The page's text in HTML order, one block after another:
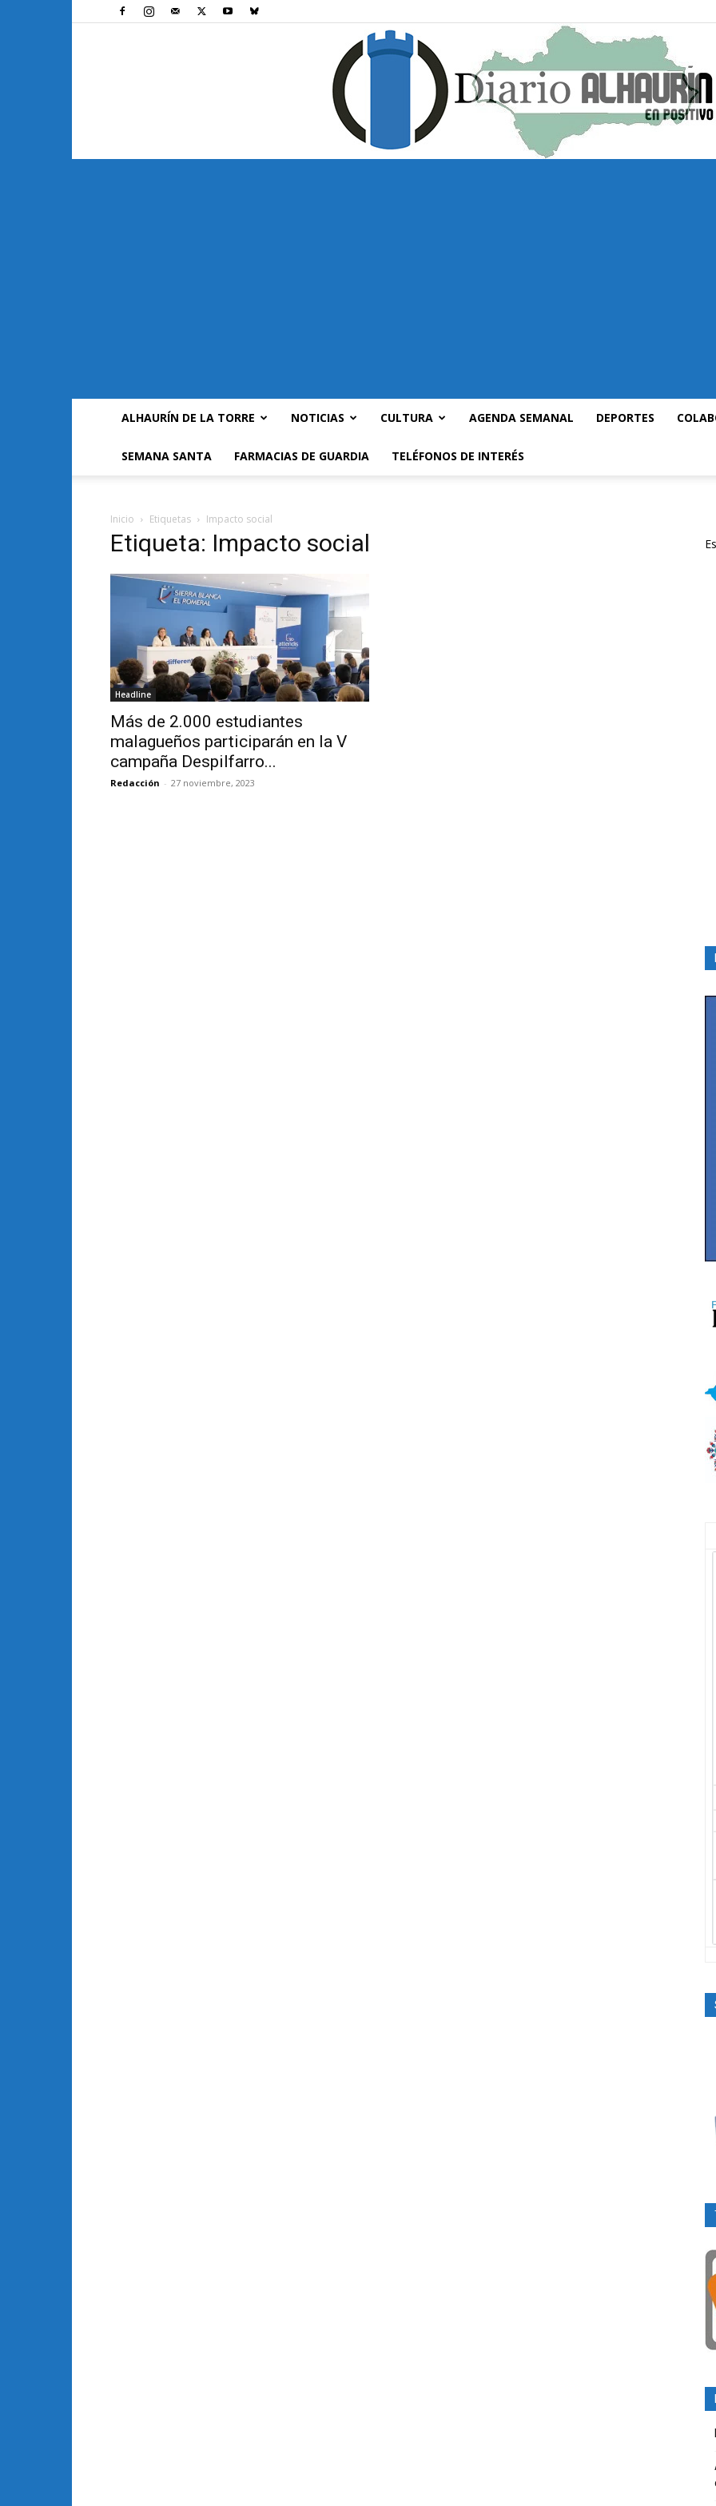
ALHAURÍN DE LA TORRE NOTICIAS CULTURA AGENDA SEMANAL DEPORTES
SEMANA SANTA FARMACIAS DE GUARDIA TELÉFONOS DE INTERÉS
Inicio Etiquetas Impacto social
Etiqueta: Impacto social
Headline
Más de 2.000 estudiantes
malagueños participarán en la V
campaña Despilfarro...
Redacción - 27 noviembre, 2023